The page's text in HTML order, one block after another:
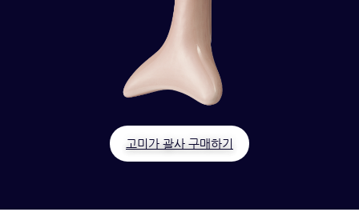
고미가 괄사 구매하기